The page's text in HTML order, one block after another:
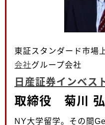
東証スタンダード市場
会社グループ会社
日産証券インベス
取締役 菊川
NY大学留学。その間